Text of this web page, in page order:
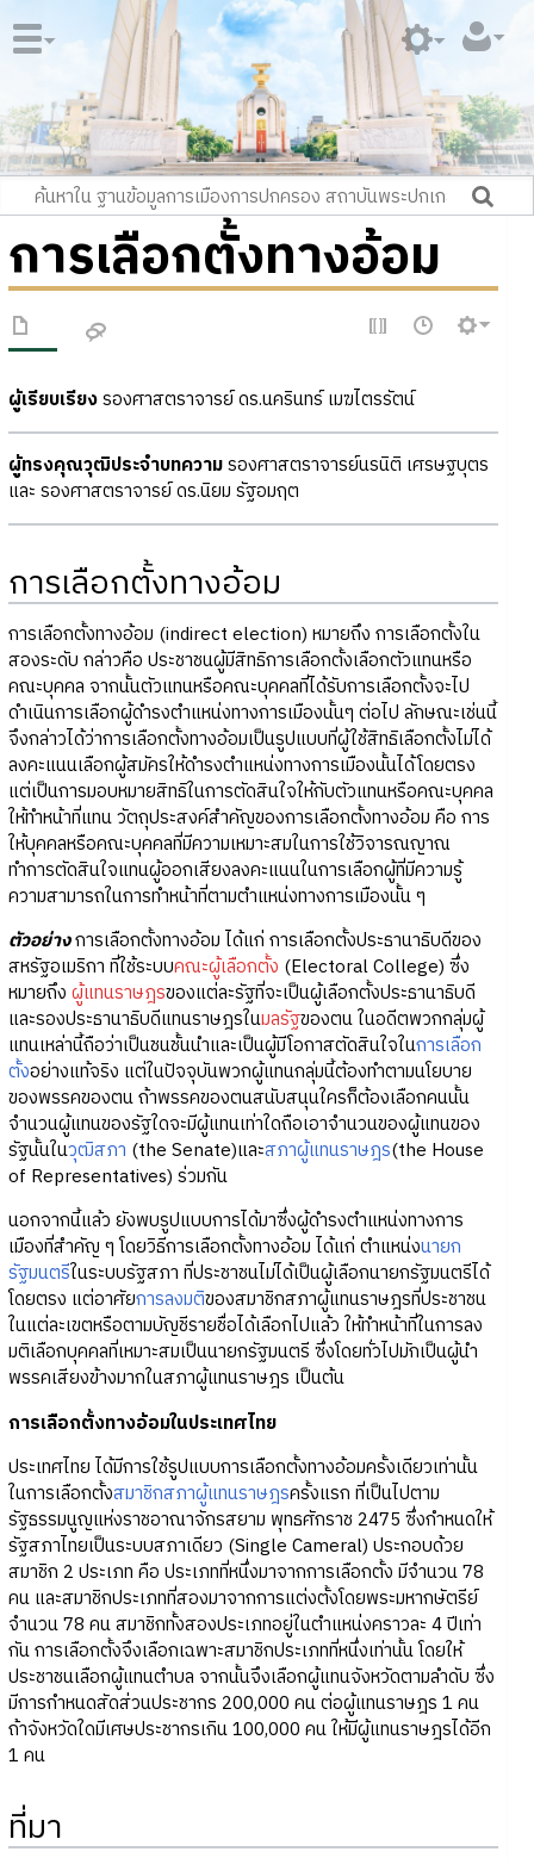
การเลือกตั้งทางอ้อม
ผู้เรียบเรียงรองศาสตราจารย์ ดร.นครินทร์ เมฆไตรรัตน์
ผู้ทรงคุณวุฒิประจำบทความรองศาสตราจารย์นรนิติ เศรษฐบุตร
และ รองศาสตราจารย์ ดร.นิยม รัฐอมฤต
การเลือกตั้งทางอ้อม
การเลือกตั้งทางอ้อม (indirect election) หมายถึง การเลือกตั้งใน
สองระดับ กล่าวคือ ประชาชนผู้มีสิทธิการเลือกตั้งเลือกตัวแทนหรือ
คณะบุคคล จากนั้นตัวแทนหรือคณะบุคคลที่ได้รับการเลือกตั้งจะไป
ดำเนินการเลือกผู้ดำรงตำแหน่งทางการเมืองนั้นๆ ต่อไป ลักษณะเช่นนี้
จึงกล่าวได้ว่าการเลือกตั้งทางอ้อมเป็นรูปแบบที่ผู้ใช้สิทธิเลือกตั้งไม่ได้
ลงคะแนนเลือกผู้สมัครให้ดำรงตำแหน่งทางการเมืองนั้นได้โดยตรง
แต่เป็นการมอบหมายสิทธิในการตัดสินใจให้กับตัวแทนหรือคณะบุคคล
ให้ทำหน้าที่แทน วัตถุประสงค์สำคัญของการเลือกตั้งทางอ้อม คือ การ
ให้บุคคลหรือคณะบุคคลที่มีความเหมาะสมในการใช้วิจารณญาณ
ทำการตัดสินใจแทนผู้ออกเสียงลงคะแนนในการเลือกผู้ที่มีความรู้
ความสามารถในการทำหน้าที่ตามตำแหน่งทางการเมืองนั้น ๆ
ตัวอย่างการเลือกตั้งทางอ้อม ได้แก่ การเลือกตั้งประธานาธิบดีของ
สหรัฐอเมริกา ที่ใช้ระบบคณะผู้เลือกตั้ง (Electoral College) ซึ่ง
หมายถึง ผู้แทนราษฎรของแต่ละรัฐที่จะเป็นผู้เลือกตั้งประธานาธิบดี
และรองประธานาธิบดีแทนราษฎรในมลรัฐของตน ในอดีตพวกกลุ่มผู้
แทนเหล่านี้ถือว่าเป็นชนชั้นนำและเป็นผู้มีโอกาสตัดสินใจในการเลือก
ตั้งอย่างแท้จริง แต่ในปัจจุบันพวกผู้แทนกลุ่มนี้ต้องทำตามนโยบาย
ของพรรคของตน ถ้าพรรคของตนสนับสนุนใครก็ต้องเลือกคนนั้น
จำนวนผู้แทนของรัฐใดจะมีผู้แทนเท่าใดถือเอาจำนวนของผู้แทนของ
รัฐนั้นในวุฒิสภา (the Senate)และสภาผู้แทนราษฎร(the House
of Representatives) ร่วมกัน
นอกจากนี้แล้ว ยังพบรูปแบบการได้มาซึ่งผู้ดำรงตำแหน่งทางการ
เมืองที่สำคัญ ๆ โดยวิธีการเลือกตั้งทางอ้อม ได้แก่ ตำแหน่งนายก
รัฐมนตรีในระบบรัฐสภา ที่ประชาชนไม่ได้เป็นผู้เลือกนายกรัฐมนตรีได้
โดยตรง แต่อาศัยการลงมติของสมาชิกสภาผู้แทนราษฎรที่ประชาชน
ในแต่ละเขตหรือตามบัญชีรายชื่อได้เลือกไปแล้ว ให้ทำหน้าที่ในการลง
มติเลือกบุคคลที่เหมาะสมเป็นนายกรัฐมนตรี ซึ่งโดยทั่วไปมักเป็นผู้นำ
พรรคเสียงข้างมากในสภาผู้แทนราษฎร เป็นต้น
การเลือกตั้งทางอ้อมในประเทศไทย
ประเทศไทย ได้มีการใช้รูปแบบการเลือกตั้งทางอ้อมครั้งเดียวเท่านั้น
ในการเลือกตั้งสมาชิกสภาผู้แทนราษฎรครั้งแรก ที่เป็นไปตาม
รัฐธรรมนูญแห่งราชอาณาจักรสยาม พุทธศักราช 2475 ซึ่งกำหนดให้
รัฐสภาไทยเป็นระบบสภาเดียว (Single Cameral) ประกอบด้วย
สมาชิก 2 ประเภท คือ ประเภทที่หนึ่งมาจากการเลือกตั้ง มีจำนวน 78
คน และสมาชิกประเภทที่สองมาจากการแต่งตั้งโดยพระมหากษัตรีย์
จำนวน 78 คน สมาชิกทั้งสองประเภทอยู่ในตำแหน่งคราวละ 4 ปีเท่า
กัน การเลือกตั้งจึงเลือกเฉพาะสมาชิกประเภทที่หนึ่งเท่านั้น โดยให้
ประชาชนเลือกผู้แทนตำบล จากนั้นจึงเลือกผู้แทนจังหวัดตามลำดับ ซึ่ง
มีการกำหนดสัดส่วนประชากร 200,000 คน ต่อผู้แทนราษฎร 1 คน
ถ้าจังหวัดใดมีเศษประชากรเกิน 100,000 คน ให้มีผู้แทนราษฎรได้อีก
1 คน
ที่มา